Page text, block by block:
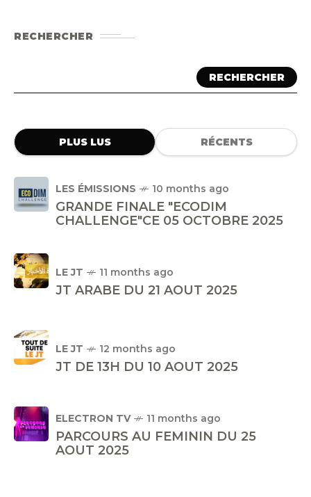
RECHERCHER
RECHERCHER
PLUS LUS RÉCENTS
LES ÉMISSIONS 10 months ago
GRANDE FINALE "ECODIM
CHALLENGE"CE 05 OCTOBRE 2025
LE JT 11 months ago
JT ARABE DU 21 AOUT 2025
LE JT 12 months ago
JT DE 13H DU 10 AOUT 2025
ELECTRON TV 11 months ago
PARCOURS AU FEMININ DU 25
AOUT 2025